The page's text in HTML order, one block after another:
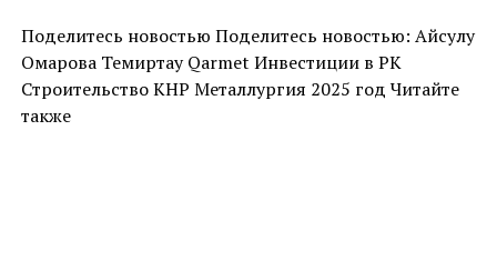
Поделитесь новостью Поделитесь новостью: Айсулу
Омарова Темиртау Qarmet Инвестиции в РК
Строительство КНР Металлургия 2025 год Читайте
также